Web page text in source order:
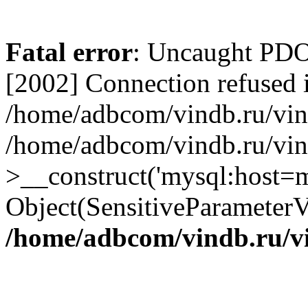
Fatal error: Uncaught
[2002] Connection refused
/home/adbcom/vindb.ru/
/home/adbcom/vindb.ru/
/home/adbcom/vindb.ru/